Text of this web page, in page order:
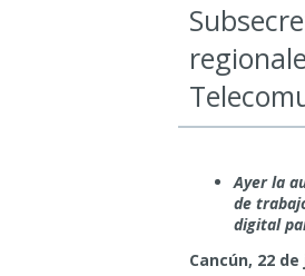
Ayer la
de
digital
Cancún, 22